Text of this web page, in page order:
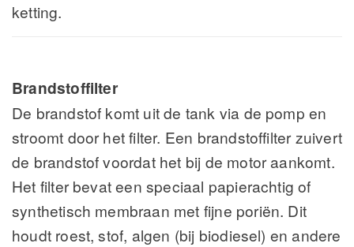
ketting.
Brandstoffilter
De brandstof komt uit de tank via de pomp en
stroomt door het filter. Een brandstoffilter zuivert
de brandstof voordat het bij de motor aankomt.
Het filter bevat een speciaal papierachtig of
synthetisch membraan met fijne poriën. Dit
houdt roest, stof, algen (bij biodiesel) en andere